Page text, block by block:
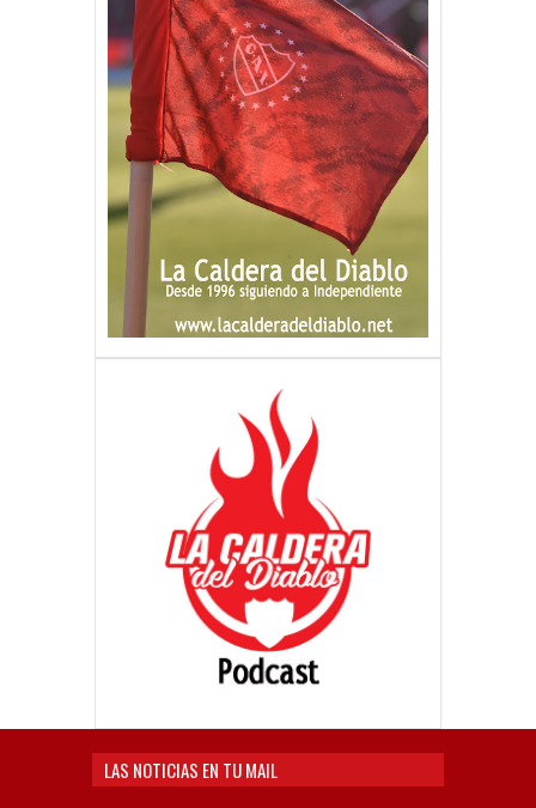
LAS NOTICIAS EN TU MAIL